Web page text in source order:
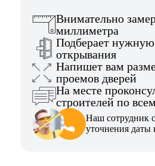
Внимательно
миллиметра
Подберает
открывания
Напишет вам
проемов дверей
На месте
строителей по
Наш сотрудник
уточнения даты